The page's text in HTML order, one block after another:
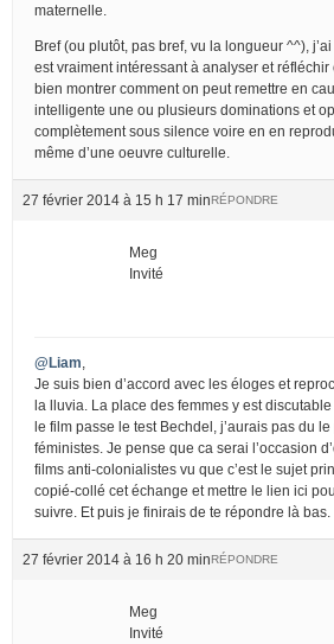
maternelle.
Bref (ou plutôt, pas bref, vu la longueur ^^),
est vraiment intéressant à analyser et
bien montrer comment on peut remettre en
intelligente une ou plusieurs dominations et
complètement sous silence voire en en
même d’une oeuvre culturelle.
27 février 2014 à 15 h 17 minRÉPONDRE
Meg
Invité
@Liam
Je suis bien d’accord avec les éloges et
la lluvia. La place des femmes y est
le film passe le test Bechdel, j’aurais pas du
féministes. Je pense que ca serai l’occasion
films anti-colonialistes vu que c’est le sujet
copié-collé cet échange et mettre le lien ici
suivre. Et puis je finirais de te répondre là bas.
27 février 2014 à 16 h 20 minRÉPONDRE
Meg
Invité